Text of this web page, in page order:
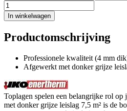
In winkelwagen
Productomschrijving
Professionele kwaliteit (4 mm
Afgewerkt met donker grijze
Toplagen spelen een belangrijke rol
met donker grijze leislag 7,5 m² is de